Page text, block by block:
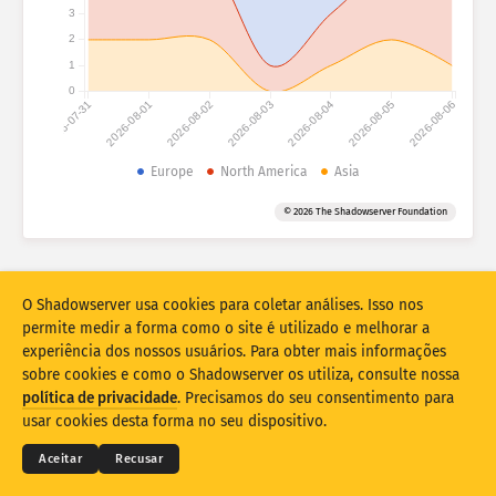
Estatísticas de ataque: dispositivos
Conjunto de dados
Tag
Stacking Empilhado Sobreposição
Atualizar Redefinir
Baixar como PNG
2026-07-31 2026-08-01 2026-08-02 2026-08-03 2026-08-04 2026-08-05 2026-08-06
0
1
2
3
Europe North America Asia
© 2026 The Shadowserver Foundation
© 2026THE SHADOWSERVER FOUNDATION
Privacidade e termos
Contate-nos Créditos
O Shadowserver usa cookies para coletar análises. Isso nos
permite medir a forma como o site é utilizado e melhorar a
experiência dos nossos usuários. Para obter mais informações
sobre cookies e como o Shadowserver os utiliza, consulte nossa
política de privacidade. Precisamos do seu consentimento para
usar cookies desta forma no seu dispositivo.
Aceitar Recusar